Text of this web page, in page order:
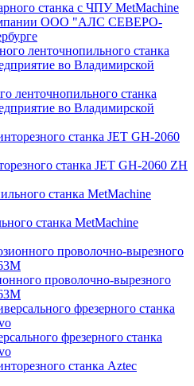
станка с ЧПУ MetMachine
ООО "АЛС СЕВЕРО-
ленточнопильного станка
во Владимирской
станка JET GH-2060 ZH
станка MetMachine
проволочно-вырезного
фрезерного станка